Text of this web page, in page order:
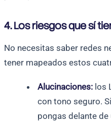
4. Los riesgos que sí
No necesitas saber redes
tener mapeados estos
Alucinaciones: los
con tono seguro.
pongas delante de